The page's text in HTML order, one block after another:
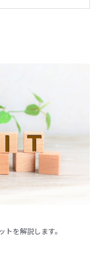
を解説します。